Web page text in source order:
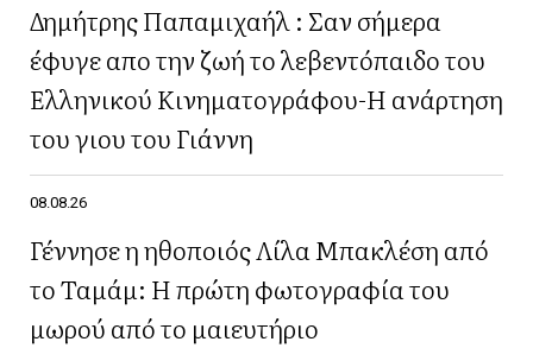
Δημήτρης Παπαμιχαήλ : Σαν σήμερα
έφυγε απο την ζωή το λεβεντόπαιδο του
Ελληνικού Κινηματογράφου-Η ανάρτηση
του γιου του Γιάννη
08.08.26
Γέννησε η ηθοποιός Λίλα Μπακλέση από
το Ταμάμ: Η πρώτη φωτογραφία του
μωρού από το μαιευτήριο